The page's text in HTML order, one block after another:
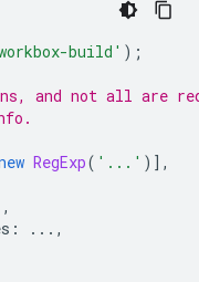
build' );
and not all are
RegExp( '...' )],
:
...,